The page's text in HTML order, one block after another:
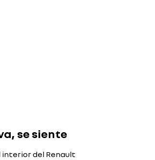
se siente
del Renault